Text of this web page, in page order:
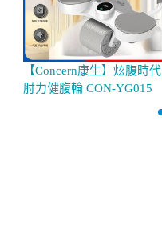
【Concern康生】炫腹時代
肘力健腹輪 CON-YG015